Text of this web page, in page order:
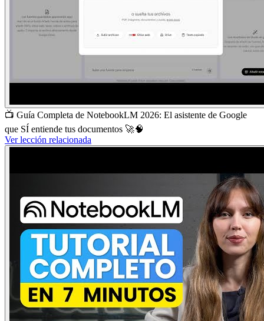
📺 Guía Completa de NotebookLM 2026: El asistente de Google
que SÍ entiende tus documentos 🚀🧠
Ver lección relacionada